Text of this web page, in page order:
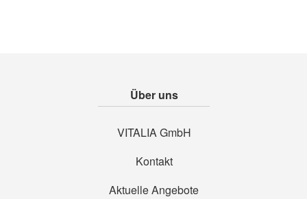
Über uns
VITALIA GmbH
Kontakt
Aktuelle Angebote